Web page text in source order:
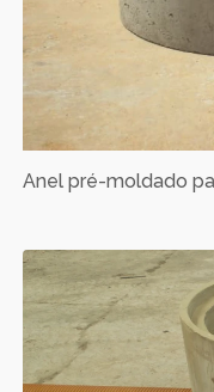
Anel pré-moldado